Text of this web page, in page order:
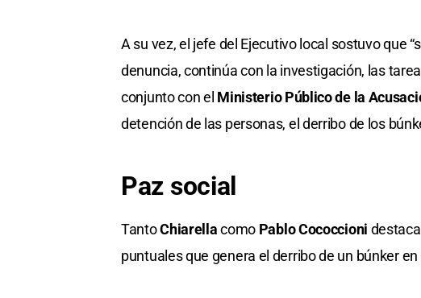
A su vez, el jefe del Ejecutivo local sostuvo que
denuncia, continúa con la investigación, las
conjunto con el Ministerio Público de la
detención de las personas, el derribo de los
Paz social
TantoChiarellacomo Pablo Cococcioni
puntuales que genera el derribo de un búnker